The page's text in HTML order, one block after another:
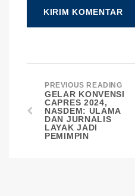
PREVIOUS READING
GELAR KONVENSI
CAPRES 2024,
NASDEM: ULAMA
DAN JURNALIS
LAYAK JADI
PEMIMPIN